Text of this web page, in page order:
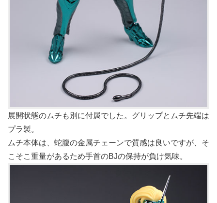
展開状態のムチも別に付属でした。グリップとムチ先端は
プラ製。
ムチ本体は、蛇腹の金属チェーンで質感は良いですが、そ
こそこ重量があるため手首のBJの保持が負け気味。